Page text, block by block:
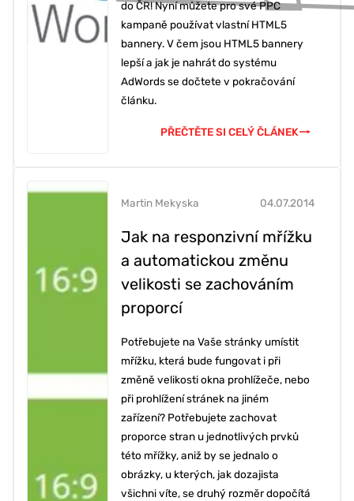
do ČR! Nyní můžete pro své PPC
kampaně používat vlastní HTML5
bannery. V čem jsou HTML5 bannery
lepší a jak je nahrát do systému
AdWords se dočtete v pokračování
článku.
PŘEČTĚTE SI CELÝ ČLÁNEK
Jak na responzivní mřížku
a automatickou změnu
velikosti se zachováním
proporcí
04.07.2014
Martin Mekyska
Potřebujete na Vaše stránky umístit
mřížku, která bude fungovat i při
změně velikosti okna prohlížeče, nebo
při prohlížení stránek na jiném
zařízení? Potřebujete zachovat
proporce stran u jednotlivých prvků
této mřížky, aniž by se jednalo o
obrázky, u kterých, jak dozajista
všichni víte, se druhý rozměr dopočítá